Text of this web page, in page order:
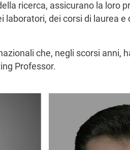
ricerca, assicurano la loro
laboratori, dei corsi di laurea
che, negli scorsi anni,
Professor.